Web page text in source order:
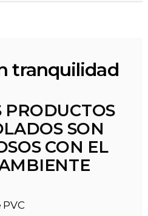
tranquilidad
PRODUCTOS
SON
CON EL